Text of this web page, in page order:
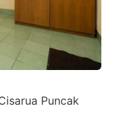
Puncak